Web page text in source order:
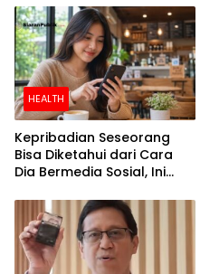
HEALTH
Kepribadian Seseorang
Bisa Diketahui dari Cara
Dia Bermedia Sosial, Ini